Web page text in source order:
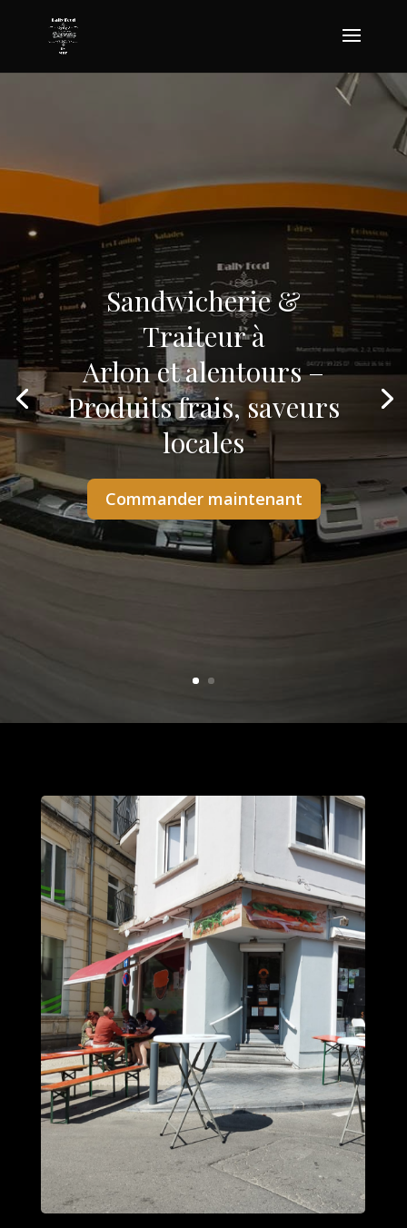
Sandwicherie &
Traiteur à
Arlon et alentours –
Produits frais, saveurs
locales
Commander maintenant